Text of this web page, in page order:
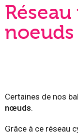
noeuds
Certaines de nos
nœuds.
Grâce à ce réseau